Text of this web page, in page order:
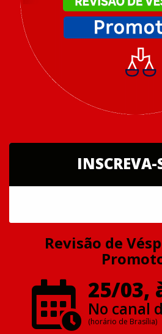
INSCREVA-
Revisão de
25/03,
No canal
(horário de Brasília)